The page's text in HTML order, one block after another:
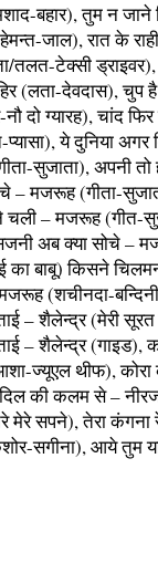
बहार), तुम न
जाल), रात के
तलत-टेक्सी
(लता-देवदास), चुप
दो ग्यारह), चांद
ये दुनिया अगर
सुजाता), अपनी
– मजरूह (गीता-
– मजरूह (गीत-
अब क्या सोचे
का बाबू) किसने
(शचीनदा-
– शैलेन्द्र (मेरी
– शैलेन्द्र (गाइड),
ज्यूएल थीफ),
की कलम से –
मेरे सपने), तेरा
सगीना), आये तुम